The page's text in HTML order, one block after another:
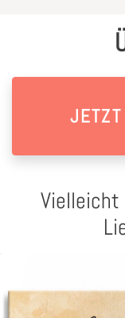
Vielleicht